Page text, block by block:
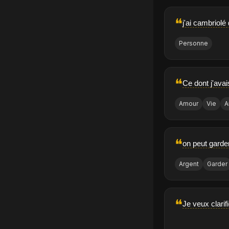
❝j'ai cambriolé
Personne
❝Ce dont
Amour Vie
❝on peut
Argent Garder
❝Je veux